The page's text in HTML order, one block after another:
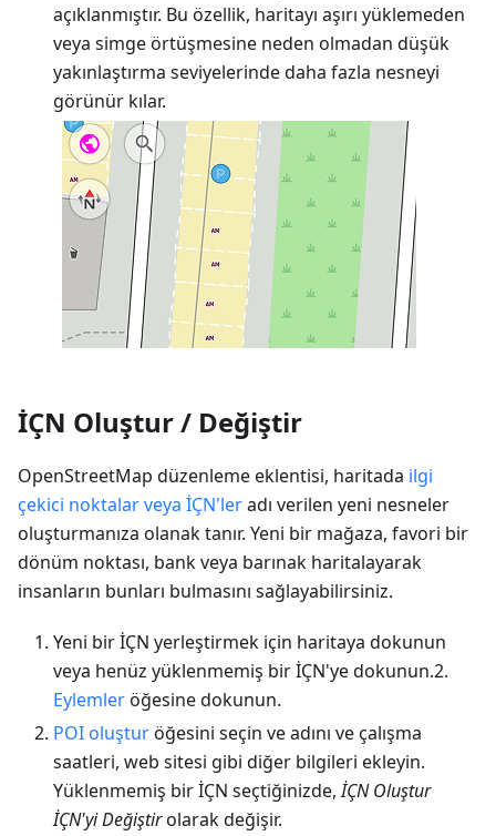
açıklanmıştır. Bu özellik, haritayı aşırı yüklemeden
veya simge örtüşmesine neden olmadan düşük
yakınlaştırma seviyelerinde daha fazla nesneyi
görünür kılar.
İÇN Oluştur / Değiştir
OpenStreetMap düzenleme eklentisi, haritada ilgi
çekici noktalar veya İÇN'leradı verilen yeni nesneler
oluşturmanıza olanak tanır. Yeni bir mağaza, favori bir
dönüm noktası, bank veya barınak haritalayarak
insanların bunları bulmasını sağlayabilirsiniz.
Yeni bir İÇN yerleştirmek için haritaya dokunun
veya henüz yüklenmemiş bir İÇN'ye dokunun.2.
Eylemleröğesine dokunun.
POI oluşturöğesini seçin ve adını ve çalışma
saatleri, web sitesi gibi diğer bilgileri ekleyin.
Yüklenmemiş bir İÇN seçtiğinizde,İÇN Oluştur
İÇN'yi Değiştirolarak değişir.